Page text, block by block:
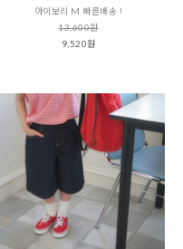
아이보리 M 빠른배송 !
13,600원
9,520원